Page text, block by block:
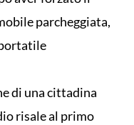
parcheggiata,
di una cittadina
risale al primo